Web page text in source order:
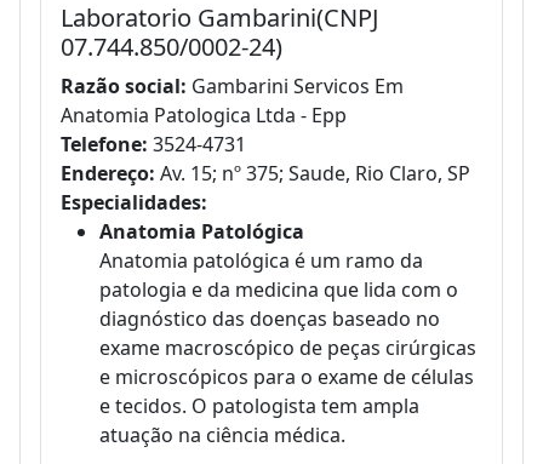
Laboratorio Gambarini(CNPJ
07.744.850/0002-24)
Razão social: Gambarini Servicos Em
Anatomia Patologica Ltda - Epp
Telefone: 3524-4731
Endereço: Av. 15; nº 375; Saude, Rio Claro, SP
Especialidades:
Anatomia Patológica
Anatomia patológica é um ramo da
patologia e da medicina que lida com o
diagnóstico das doenças baseado no
exame macroscópico de peças cirúrgicas
e microscópicos para o exame de células
e tecidos. O patologista tem ampla
atuação na ciência médica.